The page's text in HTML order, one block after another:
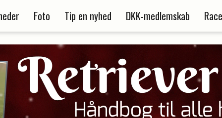
Foto Tip en nyhed DKK-medlemskab